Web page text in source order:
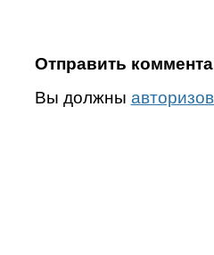
Отправить
Вы должны